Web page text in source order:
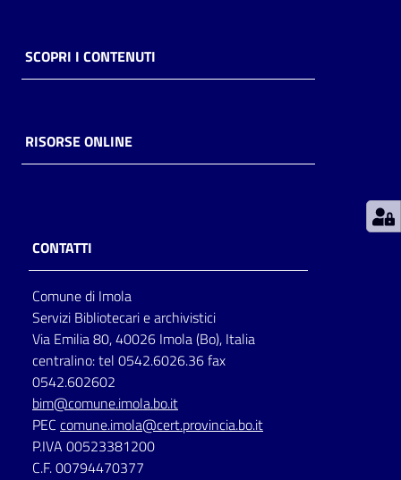
Casa
Piani
storico
per
lettura
Seguici
su
SCOPRI I CONTENUTI
RISORSE ONLINE
CONTATTI
Comune di Imola
Servizi Bibliotecari e archivistici
Via Emilia 80, 40026 Imola (Bo), Italia
centralino: tel 0542.6026.36 fax
0542.602602
bim@comune.imola.bo.it
PEC comune.imola@cert.provincia.bo.it
P.IVA 00523381200
C.F. 00794470377